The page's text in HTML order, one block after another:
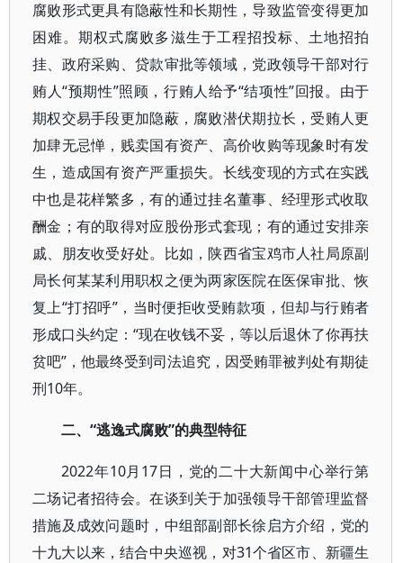
腐败形式更具有隐蔽性和长期性，导致监管变得更加
困难。期权式腐败多滋生于工程招投标、土地招拍
挂、政府采购、贷款审批等领域，党政领导干部对行
贿人“预期性”照顾，行贿人给予“结项性”回报。由于
期权交易手段更加隐蔽，腐败潜伏期拉长，受贿人更
加肆无忌惮，贱卖国有资产、高价收购等现象时有发
生，造成国有资产严重损失。长线变现的方式在实践
中也是花样繁多，有的通过挂名董事、经理形式收取
酬金；有的取得对应股份形式套现；有的通过安排亲
戚、朋友收受好处。比如，陕西省宝鸡市人社局原副
局长何某某利用职权之便为两家医院在医保审批、恢
复上“打招呼”，当时便拒收受贿款项，但却与行贿者
形成口头约定：“现在收钱不妥，等以后退休了你再扶
贫吧”，他最终受到司法追究，因受贿罪被判处有期徒
刑10年。
二、“逃逸式腐败”的典型特征
2022年10月17日，党的二十大新闻中心举行第
二场记者招待会。在谈到关于加强领导干部管理监督
措施及成效问题时，中组部副部长徐启方介绍，党的
十九大以来，结合中央巡视，对31个省区市、新疆生